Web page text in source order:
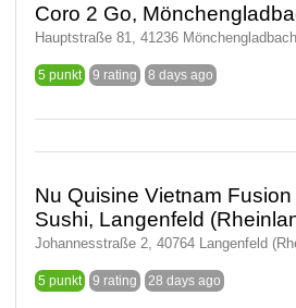
Coro 2 Go,
Hauptstraße 81, 41236 Mönchengladbach
5 punkt 9 rating 8 days ago
Nu Quisine Vietnam Fusion
Sushi, Langenfeld
Johannesstraße 2, 40764 Langenfeld
5 punkt 9 rating 28 days ago